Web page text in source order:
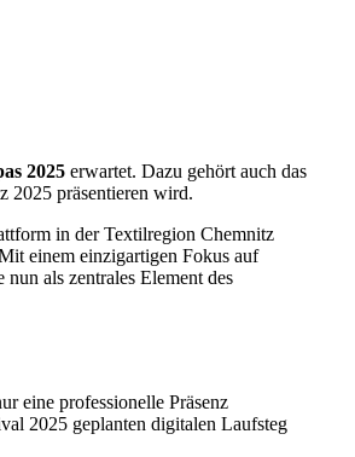
2025 erwartet. Dazu gehört auch das
2025 präsentieren wird.
in der Textilregion Chemnitz
einem einzigartigen Fokus auf
als zentrales Element des
eine professionelle Präsenz
2025 geplanten digitalen Laufsteg